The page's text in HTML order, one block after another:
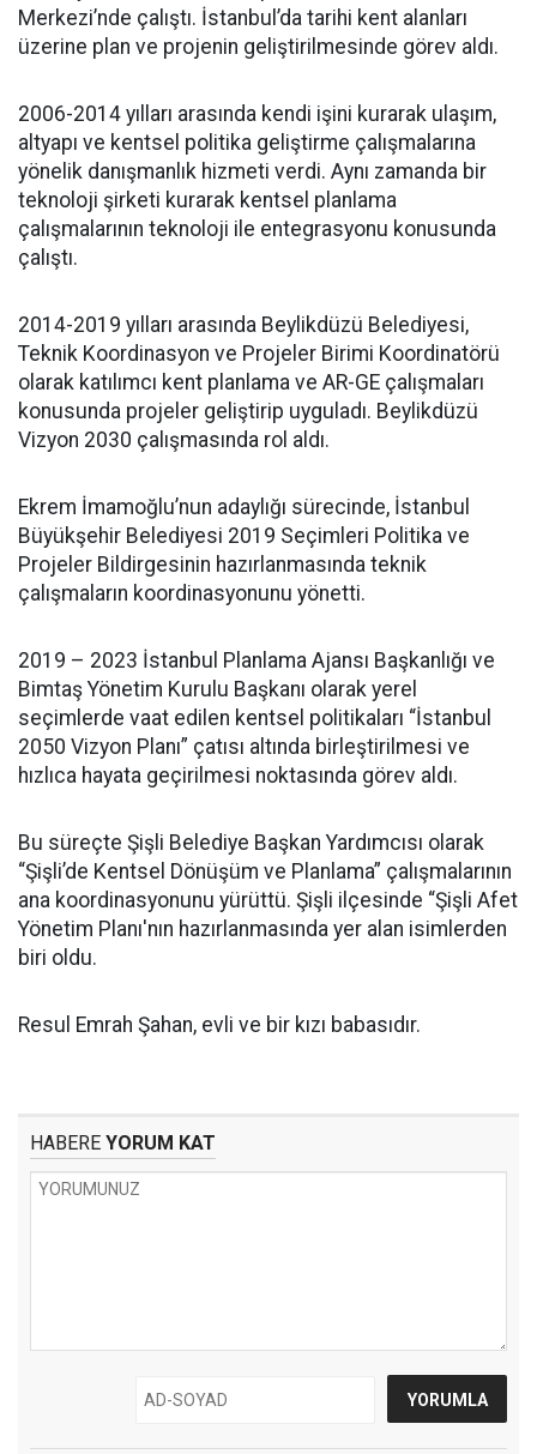
Merkezi’nde çalıştı. İstanbul’da tarihi kent alanları
üzerine plan ve projenin geliştirilmesinde görev aldı.
2006-2014 yılları arasında kendi işini kurarak ulaşım,
altyapı ve kentsel politika geliştirme çalışmalarına
yönelik danışmanlık hizmeti verdi. Aynı zamanda bir
teknoloji şirketi kurarak kentsel planlama
çalışmalarının teknoloji ile entegrasyonu konusunda
çalıştı.
2014-2019 yılları arasında Beylikdüzü Belediyesi,
Teknik Koordinasyon ve Projeler Birimi Koordinatörü
olarak katılımcı kent planlama ve AR-GE çalışmaları
konusunda projeler geliştirip uyguladı. Beylikdüzü
Vizyon 2030 çalışmasında rol aldı.
Ekrem İmamoğlu’nun adaylığı sürecinde, İstanbul
Büyükşehir Belediyesi 2019 Seçimleri Politika ve
Projeler Bildirgesinin hazırlanmasında teknik
çalışmaların koordinasyonunu yönetti.
2019 – 2023 İstanbul Planlama Ajansı Başkanlığı ve
Bimtaş Yönetim Kurulu Başkanı olarak yerel
seçimlerde vaat edilen kentsel politikaları “İstanbul
2050 Vizyon Planı” çatısı altında birleştirilmesi ve
hızlıca hayata geçirilmesi noktasında görev aldı.
Bu süreçte Şişli Belediye Başkan Yardımcısı olarak
“Şişli’de Kentsel Dönüşüm ve Planlama” çalışmalarının
ana koordinasyonunu yürüttü. Şişli ilçesinde “Şişli Afet
Yönetim Planı'nın hazırlanmasında yer alan isimlerden
biri oldu.
Resul Emrah Şahan, evli ve bir kızı babasıdır.
HABERE YORUM KAT